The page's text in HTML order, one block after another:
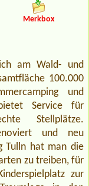
Merkbox
am Wald- und
100.000
und
Service für
Stellplätze.
und neu
Tulln hat man die
zu treiben, für
zur